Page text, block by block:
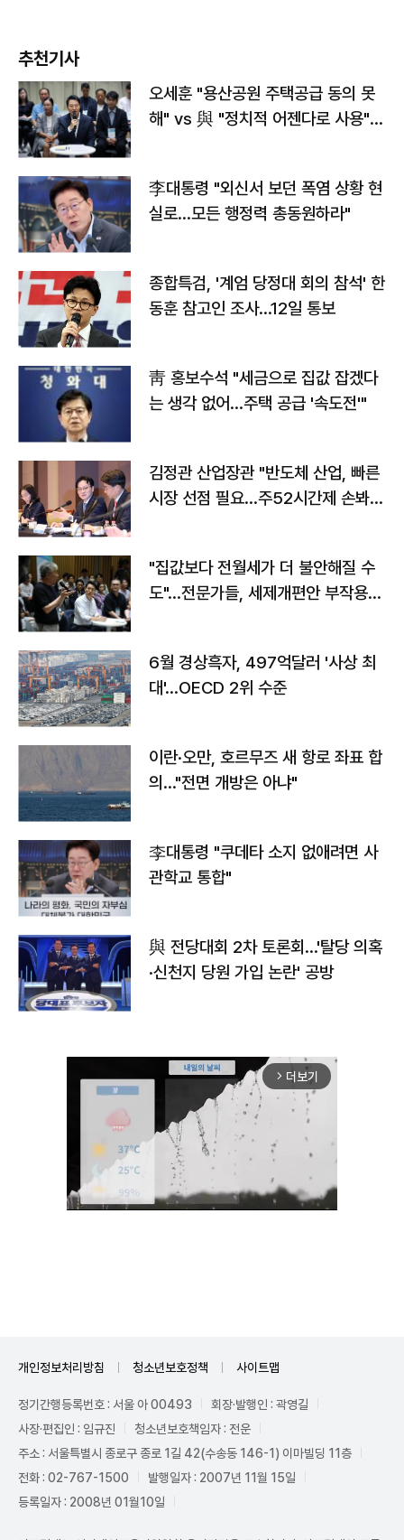
추천기사
오세훈 "용산공원 주택공급 동의 못
해" vs 與 "정치적 어젠다로 사용"
李대통령 "외신서 보던 폭염 상황 현
실로…모든 행정력 총동원하라"
종합특검, '계엄 당정대 회의 참석' 한
동훈 참고인 조사...12일 통보
靑 홍보수석 "세금으로 집값 잡겠다
는 생각 없어…주택 공급 '속도전'"
김정관 산업장관 "반도체 산업, 빠른
시장 선점 필요…주52시간제 손봐
"집값보다 전월세가 더 불안해질 수
도"…전문가들, 세제개편안 부작용
6월 경상흑자, 497억달러 '사상 최
대'…OECD 2위 수준
이란·오만, 호르무즈 새 항로 좌표 합
의…"전면 개방은 아냐"
李대통령 "쿠데타 소지 없애려면 사
관학교 통합"
與 전당대회 2차 토론회…'탈당 의혹
·신천지 당원 가입 논란' 공방
arrow_forward_ios 더보기
개인정보처리방침 청소년보호정책 사이트맵
정기간행등록번호 : 서울 아 00493
회장·발행인 : 곽영길
사장·편집인 : 임규진
청소년보호책임자 : 전운
주소 : 서울특별시 종로구 종로 1길 42(수송동 146-1) 이마빌딩 11층
전화 : 02-767-1500
발행일자 : 2007년 11월 15일
등록일자 : 2008년 01월10일